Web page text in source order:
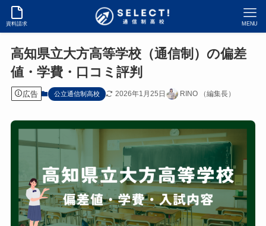
資料請求 MENU
高知県立大方高等学校（通信制）の偏差
値・学費・口コミ評判
広告 公立通信制高校 2026年1月25日 RINO （編集長）